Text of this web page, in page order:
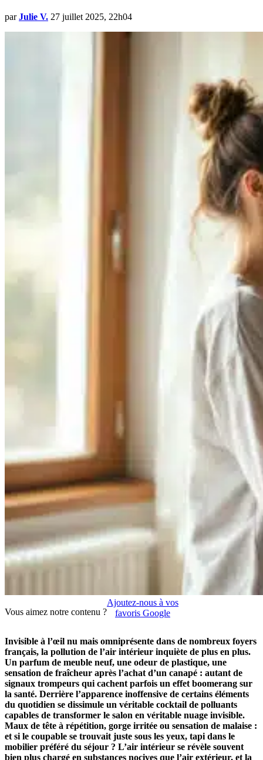
par Julie V. 27 juillet 2025, 22h04
Vous aimez notre contenu ?
Ajoutez-nous à vos
favoris Google
Invisible à l’œil nu mais omniprésente dans de nombreux foyers
français, la pollution de l’air intérieur inquiète de plus en plus.
Un parfum de meuble neuf, une odeur de plastique, une
sensation de fraîcheur après l’achat d’un canapé : autant de
signaux trompeurs qui cachent parfois un effet boomerang sur
la santé. Derrière l’apparence inoffensive de certains éléments
du quotidien se dissimule un véritable cocktail de polluants
capables de transformer le salon en véritable nuage invisible.
Maux de tête à répétition, gorge irritée ou sensation de malaise :
et si le coupable se trouvait juste sous les yeux, tapi dans le
mobilier préféré du séjour ? L’air intérieur se révèle souvent
bien plus chargé en substances nocives que l’air extérieur, et la